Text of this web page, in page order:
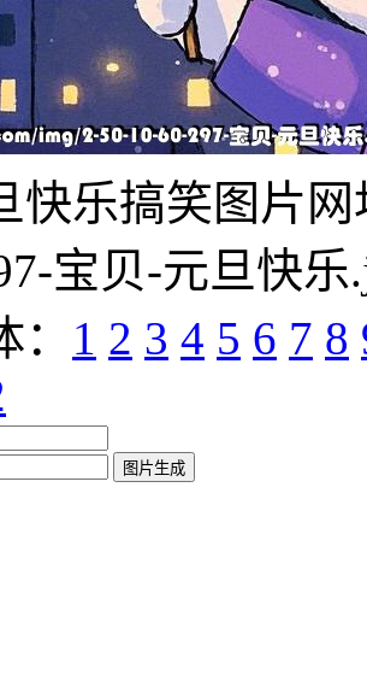
快乐搞笑图片网
宝贝-元旦快乐
1 2 3 4 5 6 7 8